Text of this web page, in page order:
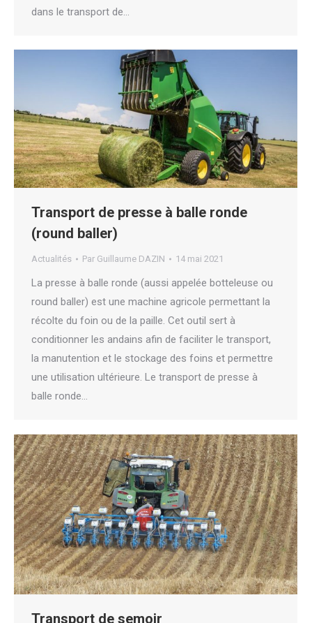
dans le transport de…
Transport de presse à balle ronde
(round baller)
Actualités Par Guillaume DAZIN 14 mai 2021
La presse à balle ronde (aussi appelée botteleuse ou
round baller) est une machine agricole permettant la
récolte du foin ou de la paille. Cet outil sert à
conditionner les andains afin de faciliter le transport,
la manutention et le stockage des foins et permettre
une utilisation ultérieure. Le transport de presse à
balle ronde…
Transport de semoir